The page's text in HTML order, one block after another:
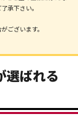
承下さい。
ございます。
選ばれる